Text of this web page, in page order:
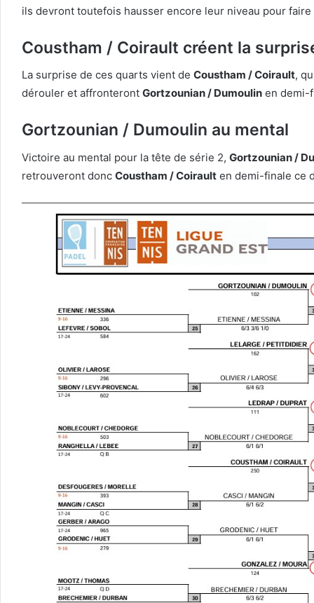
ils devront toutefois hausser encore leur niveau pour faire
Coustham / Coirault créent la
La surprise de ces quarts vient de Coustham / Coirault,
dérouler et affronteront Gortzounian / Dumoulin en demi-
Gortzounian / Dumoulin au mental
Victoire au mental pour la tête de série 2, Gortzounian /
retrouveront donc Coustham / Coirault en demi-finale ce